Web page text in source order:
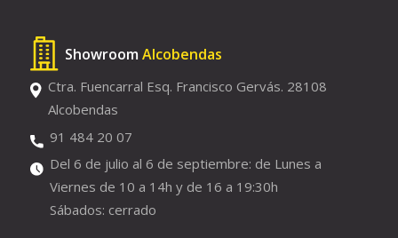
Showroom Alcobendas
Ctra. Fuencarral Esq. Francisco Gervás. 28108
Alcobendas
91 484 20 07
Del 6 de julio al 6 de septiembre: de Lunes a
Viernes de 10 a 14h y de 16 a 19:30h
Sábados: cerrado